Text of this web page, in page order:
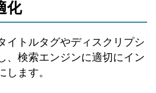
化
イトルタグやディスクリプシ
、検索エンジンに適切にイン
します。